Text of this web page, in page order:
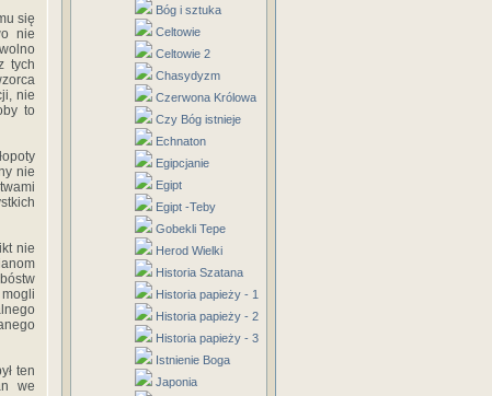
się
nie
tych
nie
to
nie
nie
ten
we
Bóg i sztuka
Celtowie
Celtowie 2
Chasydyzm
Czerwona Królowa
Czy Bóg istnieje
Echnaton
Egipcjanie
Egipt
Egipt -Teby
Gobekli Tepe
Herod Wielki
Historia Szatana
Historia papieży - 1
Historia papieży - 2
Historia papieży - 3
Istnienie Boga
Japonia